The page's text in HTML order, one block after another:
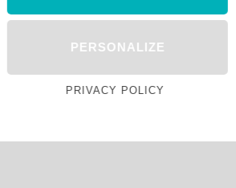
PERSONALIZE
PRIVACY POLICY